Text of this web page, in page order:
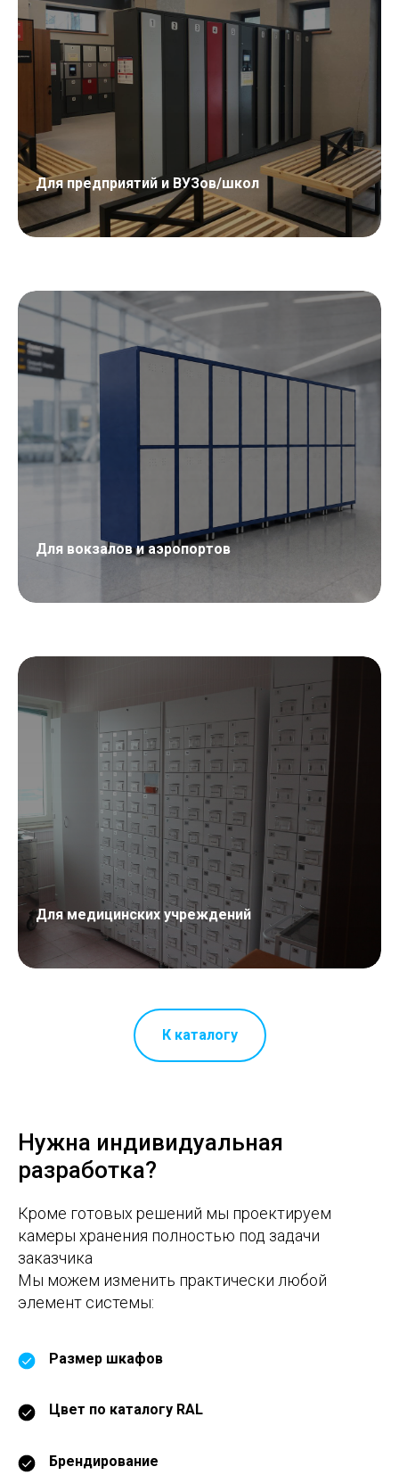
Для предприятий и ВУЗов/школ
Для вокзалов и аэропортов
Для медицинских учреждений
К каталогу
Нужна индивидуальная
разработка?
Кроме готовых решений мы проектируем
камеры хранения полностью под задачи
заказчика
Мы можем изменить практически любой
элемент системы:
Размер шкафов
Цвет по каталогу RAL
Брендирование